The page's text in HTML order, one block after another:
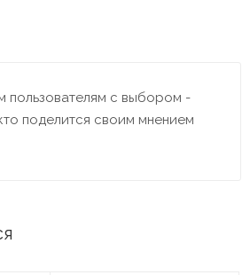
пользователям с выбором -
поделится своим мнением